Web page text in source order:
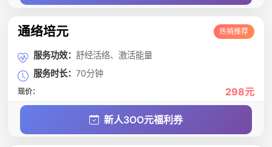
通络培元 热销推荐
服务功效： 舒经活络、激活能量
服务时长： 70分钟
现价： 298元
新人3OO元福利券